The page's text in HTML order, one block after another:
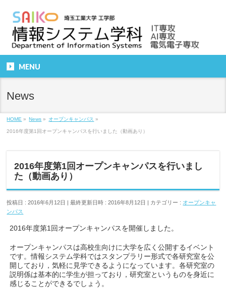
MENU
News
HOME » News » オープンキャンパス »
2016年度第1回オープンキャンパスを行いました（動画あり）
2016年度第1回オープンキャンパスを行いまし
た（動画あり）
投稿日 : 2016年6月12日 最終更新日時 : 2016年8月12日 カテゴリー : オープンキャ
ンパス
2016年度第1回オープンキャンパスを開催しました。
オープンキャンパスは高校生向けに大学を広く公開するイベント
です。情報システム学科ではスタンプラリー形式で各研究室を公
開しており，気軽に見学できるようになっています。各研究室の
説明係は基本的に学生が担っており，研究室というものを身近に
感じることができるでしょう。